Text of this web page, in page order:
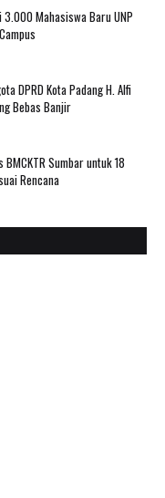
Mahasiswa Baru UNP
DPRD Kota Padang H. Alfi
Bebas Banjir
Sumbar untuk 18
Rencana